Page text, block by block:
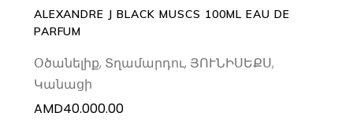
ALEXANDRE J BLACK MUSCS 100ML EAU DE
PARFUM
Օծանելիք, Տղամարդու, ՅՈՒՆԻՍԵՔՍ,
Կանացի
AMD40.000.00